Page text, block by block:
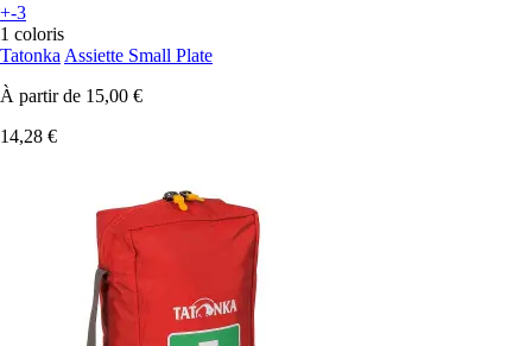
+-3
1 coloris
Tatonka Assiette Small Plate
À partir de 15,00 €
14,28 €